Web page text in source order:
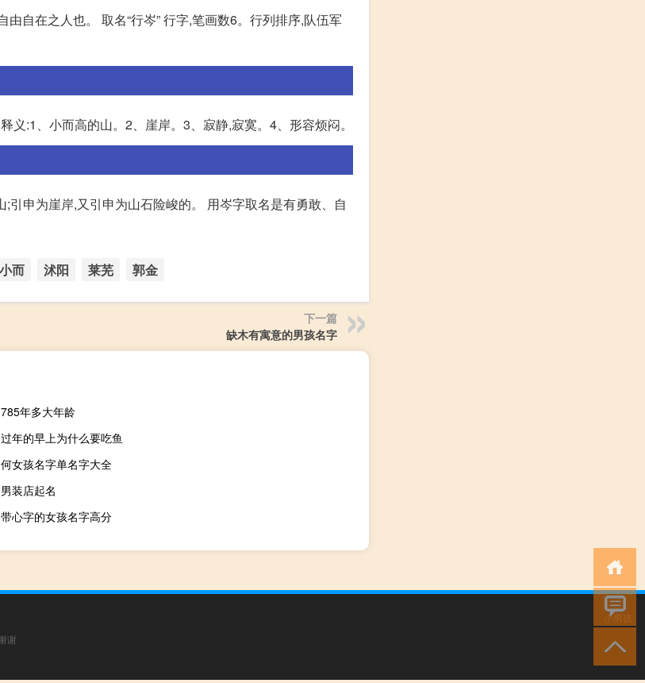
自在之人也。 取名“行岑” 行字,笔画数6。行列排序,队伍军
:1、小而高的山。2、崖岸。3、寂静,寂寞。4、形容烦闷。
申为崖岸,又引申为山石险峻的。 用岑字取名是有勇敢、自
小而 沭阳 莱芜 郭金
下一篇
缺木有寓意的男孩名字
785年多大年龄
过年的早上为什么要吃鱼
何女孩名字单名字大全
男装店起名
带心字的女孩名字高分
谢
小男孩